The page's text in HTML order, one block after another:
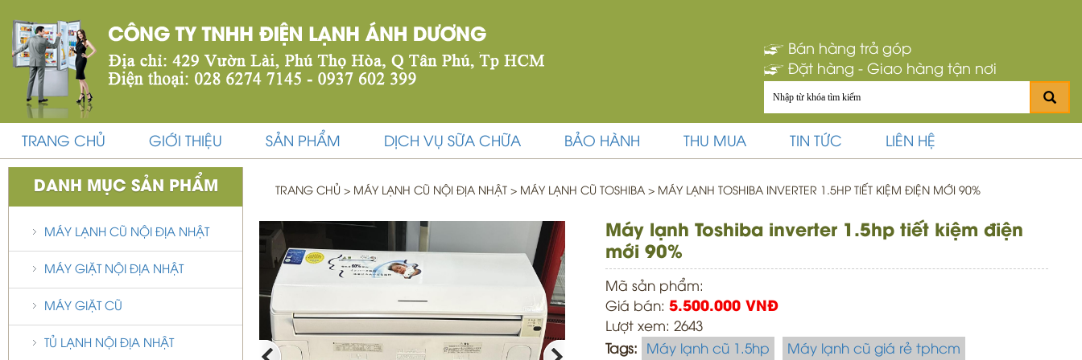
Bán hàng trả góp
Đặt hàng - Giao hàng tận nơi
TRANG CHỦ GIỚI THIỆU SẢN PHẨM DỊCH VỤ SỮA CHỮA BẢO HÀNH THU MUA TIN TỨC LIÊN HỆ
DANH MỤC SẢN PHẨM
MÁY LẠNH CŨ NỘI ĐỊA NHẬT
MÁY GIẶT NỘI ĐỊA NHẬT
MÁY GIẶT CŨ
TỦ LẠNH NỘI ĐỊA NHẬT
TRANG CHỦ > MÁY LẠNH CŨ NỘI ĐỊA NHẬT > MÁY LẠNH CŨ TOSHIBA > MÁY LẠNH TOSHIBA INVERTER 1.5HP TIẾT KIỆM ĐIỆN MỚI 90%
Máy lạnh Toshiba inverter 1.5hp tiết kiệm điện
mới 90%
Mã sản phẩm:
Giá bán: 5.500.000 VNĐ
Lượt xem: 2643
Tags:
Máy lạnh cũ 1.5hp Máy lạnh cũ giá rẻ tphcm